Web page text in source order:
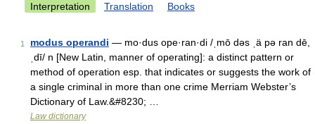
Interpretation Translation Books
1 modus operandi — mo·dus ope·ran·di /ˌmō dəs ˌä pə ran dē,
ˌdī/ n [New Latin, manner of operating]: a distinct pattern or
method of operation esp. that indicates or suggests the work of
a single criminal in more than one crime Merriam Webster’s
Dictionary of Law.&#8230; …
Law dictionary